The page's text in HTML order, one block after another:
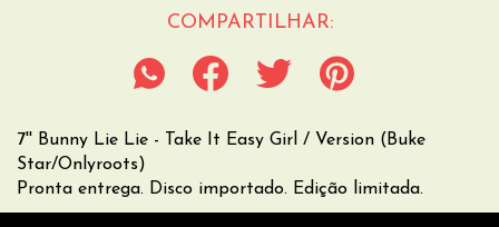
COMPARTILHAR:
7'' Bunny Lie Lie - Take It Easy Girl / Version (Buke
Star/Onlyroots)
Pronta entrega. Disco importado. Edição limitada.